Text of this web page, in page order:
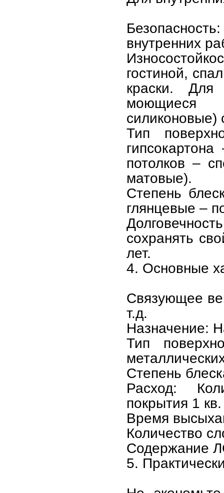
внутренних
гостиной,
краски.
моющиеся
силиконовые)
Тип
потолков –
матовые).
Степень
глянцевые –
сохранять
лет.
4. Основные
Связующее
т.д.
Назначение:
Тип
Степень
Расход:
покрытия 1
Время
Количество
Содержание
5.